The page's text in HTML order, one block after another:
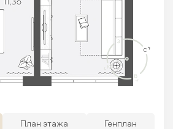
План этажа Генплан